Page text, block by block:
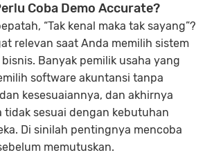
Coba Demo Accurate?
“Tak kenal maka tak sayang”?
relevan saat Anda memilih sistem
Banyak pemilik usaha yang
software akuntansi tanpa
kesesuaiannya, dan akhirnya
tidak sesuai dengan kebutuhan
Di sinilah pentingnya mencoba
memutuskan.